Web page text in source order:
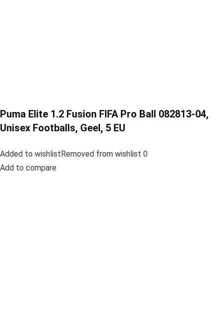
Puma Elite 1.2 Fusion FIFA Pro Ball 082813-04,
Unisex Footballs, Geel, 5 EU
Added to wishlistRemoved from wishlist 0
Add to compare